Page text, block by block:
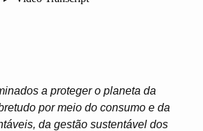
a proteger o planeta da
por meio do consumo e da
da gestão sustentável dos